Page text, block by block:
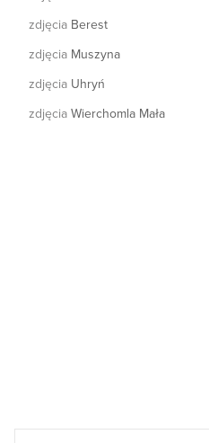
zdjęcia Berest
zdjęcia Muszyna
zdjęcia Uhryń
zdjęcia Wierchomla Mała